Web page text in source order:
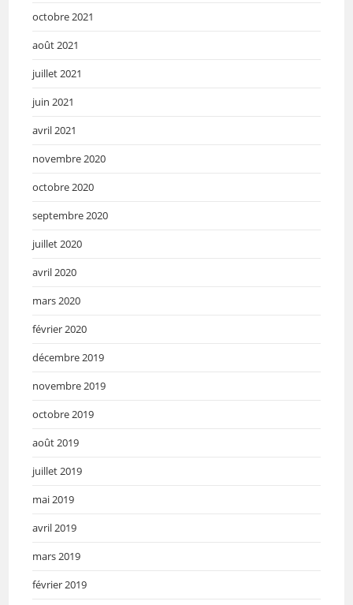
octobre 2021
août 2021
juillet 2021
juin 2021
avril 2021
novembre 2020
octobre 2020
septembre 2020
juillet 2020
avril 2020
mars 2020
février 2020
décembre 2019
novembre 2019
octobre 2019
août 2019
juillet 2019
mai 2019
avril 2019
mars 2019
février 2019